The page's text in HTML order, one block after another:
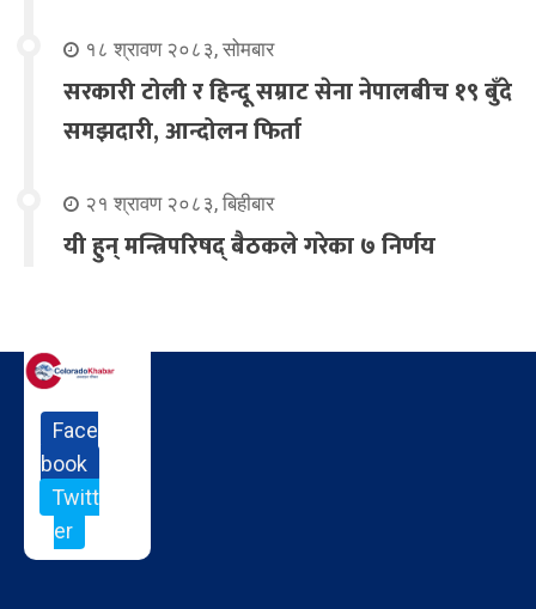
१८ श्रावण २०८३, सोमबार
सरकारी टोली र हिन्दू सम्राट सेना नेपालबीच १९ बुँदे
समझदारी, आन्दोलन फिर्ता
२१ श्रावण २०८३, बिहीबार
यी हुन् मन्त्रिपरिषद् बैठकले गरेका ७ निर्णय
Face
book
Twitt
er